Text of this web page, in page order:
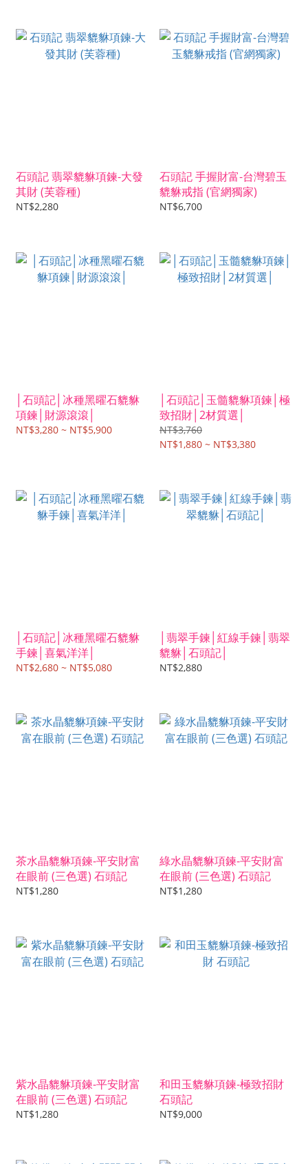
石頭記 翡翠貔貅項鍊-大發
其財 (芙蓉種)
NT$2,280
石頭記 手握財富-台灣碧玉
貔貅戒指 (官網獨家)
NT$6,700
│石頭記│冰種黑曜石貔貅
項鍊│財源滾滾│
NT$3,280 ~ NT$5,900
│石頭記│玉髓貔貅項鍊│極
致招財│2材質選│
NT$3,760
NT$1,880 ~ NT$3,380
│石頭記│冰種黑曜石貔貅
手鍊│喜氣洋洋│
NT$2,680 ~ NT$5,080
│翡翠手鍊│紅線手鍊│翡翠
貔貅│石頭記│
NT$2,880
茶水晶貔貅項鍊-平安財富
在眼前 (三色選) 石頭記
NT$1,280
綠水晶貔貅項鍊-平安財富
在眼前 (三色選) 石頭記
NT$1,280
紫水晶貔貅項鍊-平安財富
在眼前 (三色選) 石頭記
NT$1,280
和田玉貔貅項鍊-極致招財
石頭記
NT$9,000